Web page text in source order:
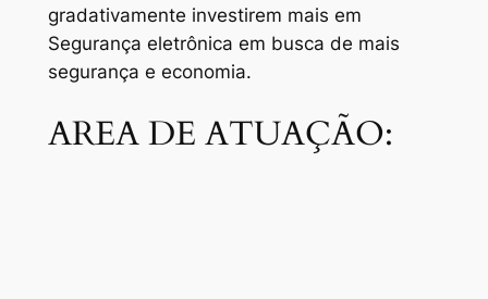
gradativamente investirem mais em
Segurança eletrônica em busca de mais
segurança e economia.
AREA DE ATUAÇÃO: